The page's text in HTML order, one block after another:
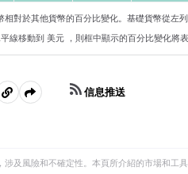
相對於其他貨幣的百分比變化。基礎貨幣從左
線移動到 美元 ，則框中顯示的百分比變化將
複
剪
信息推送
涉及風險和不確定性。本頁所介紹的市場和工